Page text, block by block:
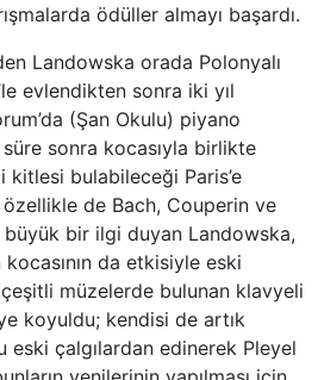
ödüller almayı başardı.
Landowska orada Polonyalı
evlendikten sonra iki yıl
(Şan Okulu) piyano
sonra kocasıyla birlikte
bulabileceği Paris’e
de Bach, Couperin ve
büyük bir ilgi duyan Landowska,
da etkisiyle eski
müzelerde bulunan klavyeli
koyuldu; kendisi de artık
eski çalgılardan edinerek Pleyel